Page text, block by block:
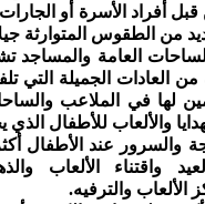
أفراد الأسرة أو
من الطقوس المتوارثة
العامة والمساجد
من العادات الجميلة التي
لها في الملاعب
والألعاب للأطفال
والسرور عند الأطفال
واقتناء الألعاب
الألعاب والترفيه.